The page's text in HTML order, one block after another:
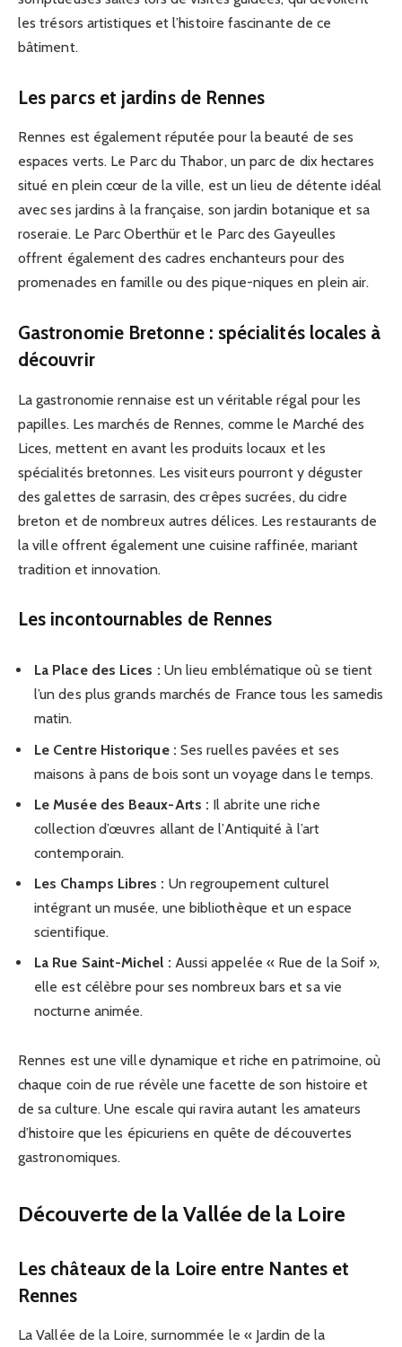
les trésors artistiques et l’histoire fascinante de ce
bâtiment.
Les parcs et jardins de Rennes
Rennes est également réputée pour la beauté de ses
espaces verts. Le Parc du Thabor, un parc de dix hectares
situé en plein cœur de la ville, est un lieu de détente idéal
avec ses jardins à la française, son jardin botanique et sa
roseraie. Le Parc Oberthür et le Parc des Gayeulles
offrent également des cadres enchanteurs pour des
promenades en famille ou des pique-niques en plein air.
Gastronomie Bretonne : spécialités locales à
découvrir
La gastronomie rennaise est un véritable régal pour les
papilles. Les marchés de Rennes, comme le Marché des
Lices, mettent en avant les produits locaux et les
spécialités bretonnes. Les visiteurs pourront y déguster
des galettes de sarrasin, des crêpes sucrées, du cidre
breton et de nombreux autres délices. Les restaurants de
la ville offrent également une cuisine raffinée, mariant
tradition et innovation.
Les incontournables de Rennes
La Place des Lices : Un lieu emblématique où se tient
l’un des plus grands marchés de France tous les samedis
matin.
Le Centre Historique : Ses ruelles pavées et ses
maisons à pans de bois sont un voyage dans le temps.
Le Musée des Beaux-Arts : Il abrite une riche
collection d’œuvres allant de l’Antiquité à l’art
contemporain.
Les Champs Libres : Un regroupement culturel
intégrant un musée, une bibliothèque et un espace
scientifique.
La Rue Saint-Michel : Aussi appelée « Rue de la Soif »,
elle est célèbre pour ses nombreux bars et sa vie
nocturne animée.
Rennes est une ville dynamique et riche en patrimoine, où
chaque coin de rue révèle une facette de son histoire et
de sa culture. Une escale qui ravira autant les amateurs
d’histoire que les épicuriens en quête de découvertes
gastronomiques.
Découverte de la Vallée de la Loire
Les châteaux de la Loire entre Nantes et
Rennes
La Vallée de la Loire, surnommée le « Jardin de la